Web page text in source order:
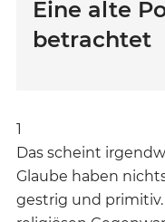
Eine alte
betrachtet
1
Das scheint
Glaube haben
gestrig und